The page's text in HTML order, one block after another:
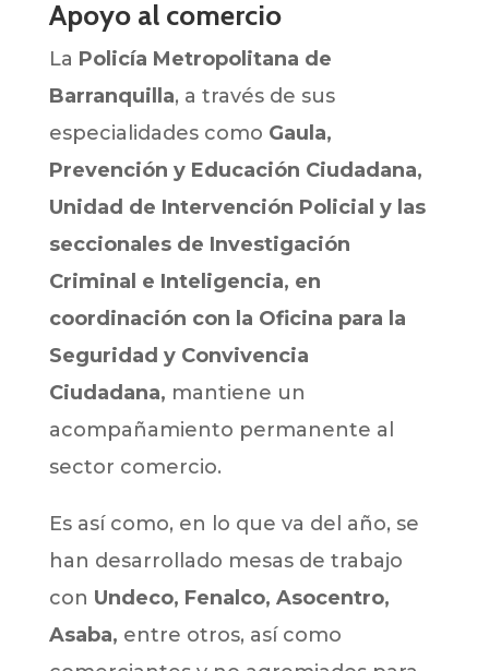
Apoyo al comercio
La Policía Metropolitana de
Barranquilla, a través de sus
especialidades como Gaula,
Prevención y Educación Ciudadana,
Unidad de Intervención Policial y las
seccionales de Investigación
Criminal e Inteligencia, en
coordinación con la Oficina para la
Seguridad y Convivencia
Ciudadana, mantiene un
acompañamiento permanente al
sector comercio.
Es así como, en lo que va del año, se
han desarrollado mesas de trabajo
con Undeco, Fenalco, Asocentro,
Asaba, entre otros, así como